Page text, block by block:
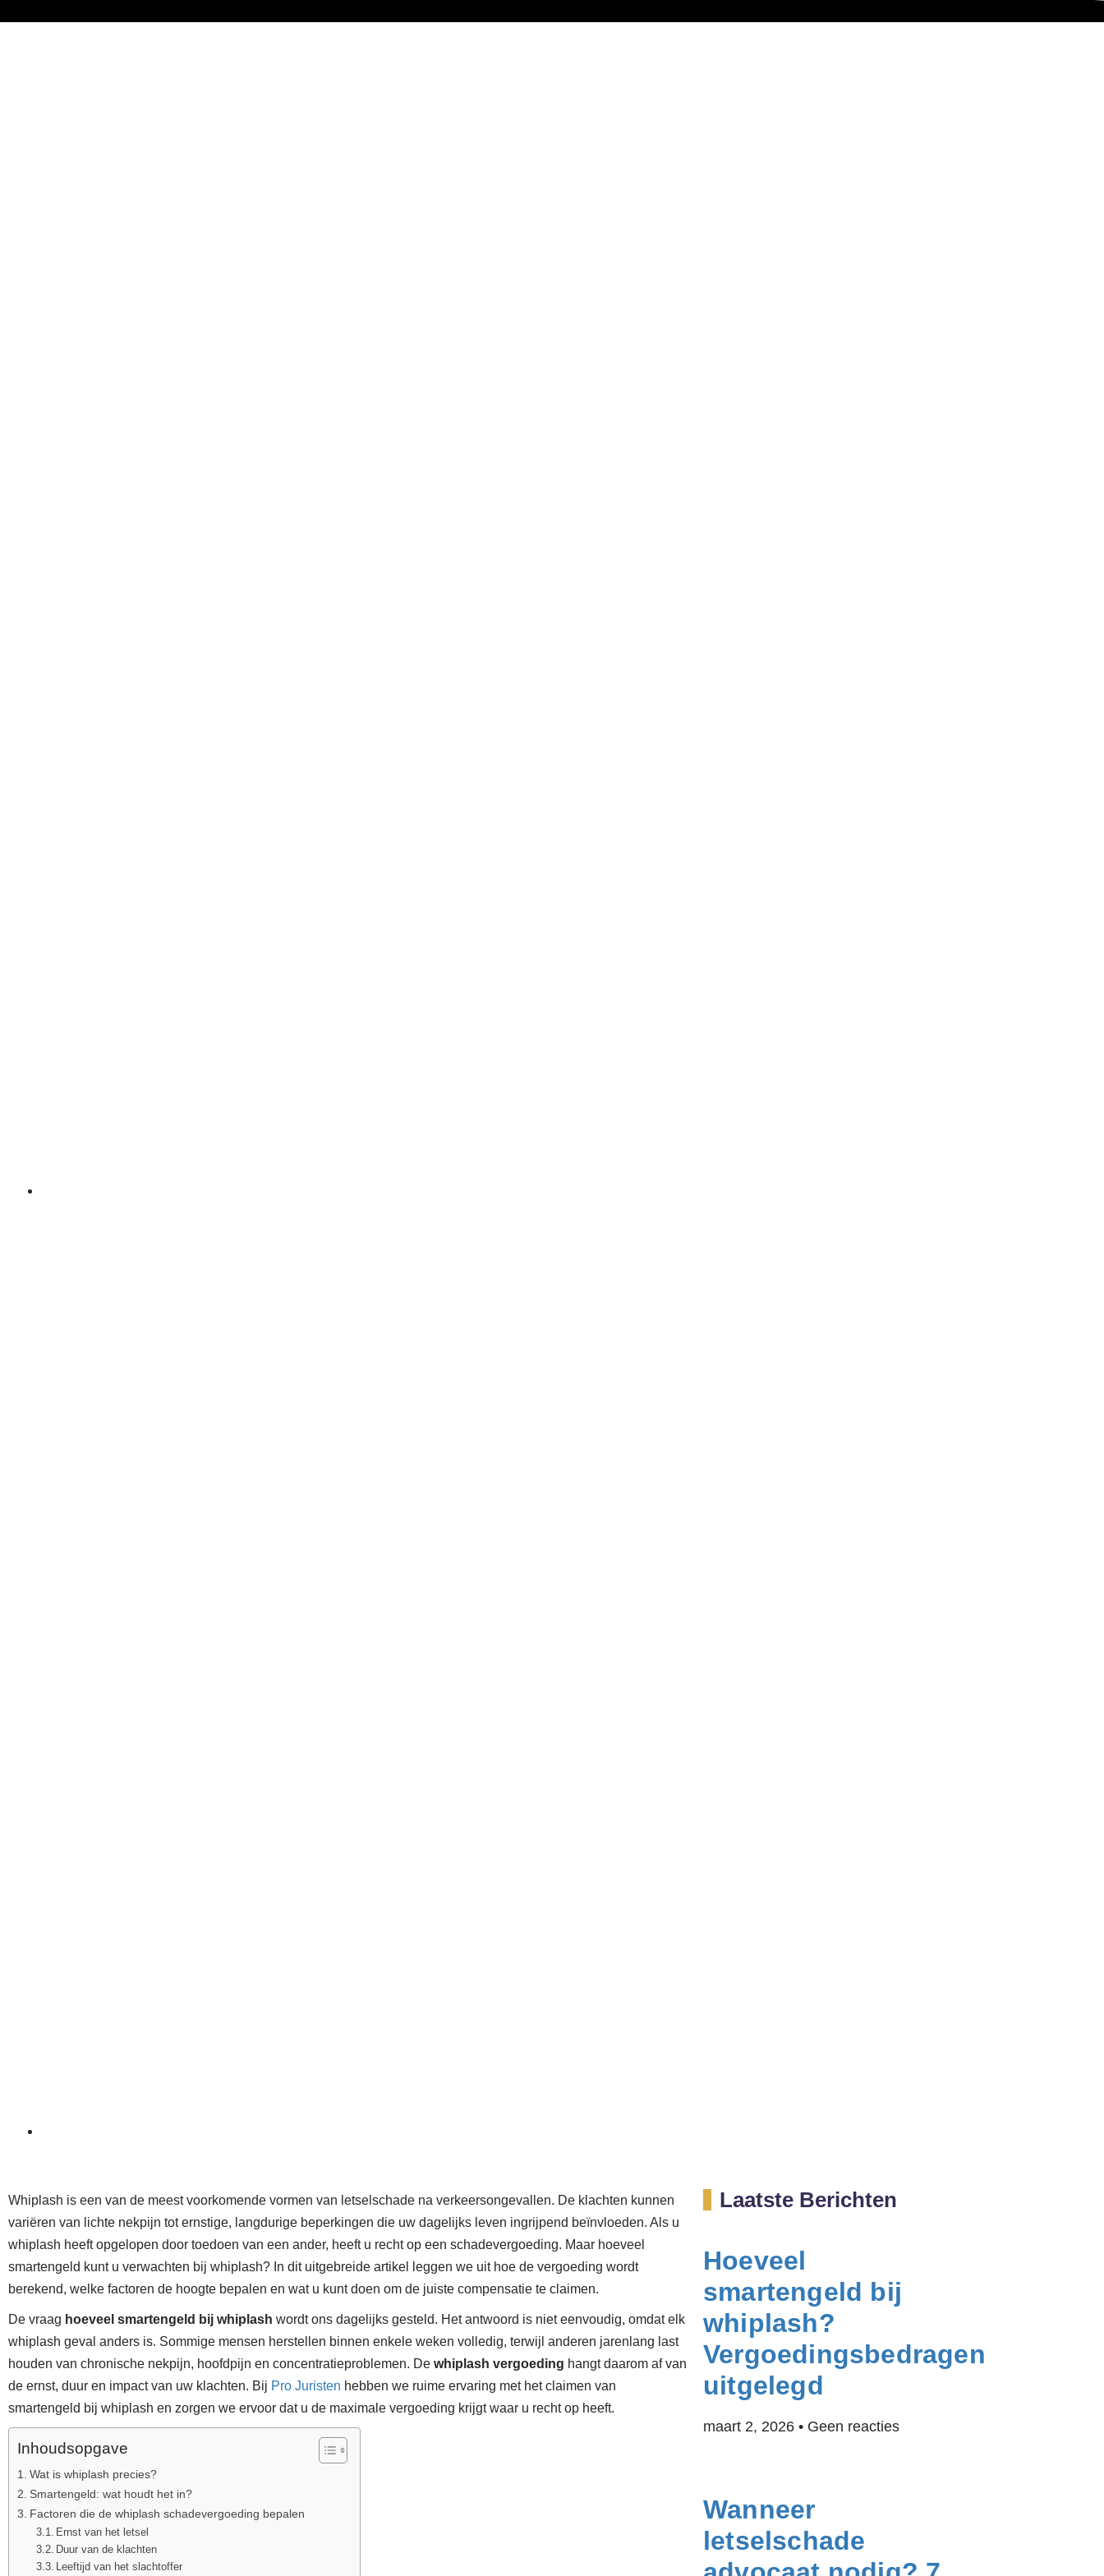
Whiplash is een van de meest voorkomende vormen van letselschade na verkeersongevallen. De klachten kunnen
variëren van lichte nekpijn tot ernstige, langdurige beperkingen die uw dagelijks leven ingrijpend beïnvloeden. Als u
whiplash heeft opgelopen door toedoen van een ander, heeft u recht op een schadevergoeding. Maar hoeveel
smartengeld kunt u verwachten bij whiplash? In dit uitgebreide artikel leggen we uit hoe de vergoeding wordt
berekend, welke factoren de hoogte bepalen en wat u kunt doen om de juiste compensatie te claimen.
De vraag hoeveel smartengeld bij whiplash wordt ons dagelijks gesteld. Het antwoord is niet eenvoudig, omdat elk
whiplash geval anders is. Sommige mensen herstellen binnen enkele weken volledig, terwijl anderen jarenlang last
houden van chronische nekpijn, hoofdpijn en concentratieproblemen. De whiplash vergoeding hangt daarom af van
de ernst, duur en impact van uw klachten. Bij Pro Juristen hebben we ruime ervaring met het claimen van
smartengeld bij whiplash en zorgen we ervoor dat u de maximale vergoeding krijgt waar u recht op heeft.
Inhoudsopgave
Wat is whiplash precies?
Smartengeld: wat houdt het in?
Factoren die de whiplash schadevergoeding bepalen
Ernst van het letsel
Duur van de klachten
Leeftijd van het slachtoffer
Laatste Berichten
Hoeveel
smartengeld bij
whiplash?
Vergoedingsbedragen
uitgelegd
maart 2, 2026 Geen reacties
Wanneer
letselschade